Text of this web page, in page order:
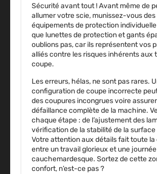
Sécurité avant tout ! Avant même de
allumer votre scie, munissez-vous des
équipements de protection individuelle
que lunettes de protection et gants
oublions pas, car ils représentent vos
alliés contre les risques inhérents aux
coupe.
Les erreurs, hélas, ne sont pas rares.
configuration de coupe incorrecte
des coupures incongrues voire
défaillance complète de la machine.
chaque étape : de l’ajustement des
vérification de la stabilité de la surface
Votre attention aux détails fait toute
entre un travail glorieux et une journée
cauchemardesque. Sortez de cette
confort, n’est-ce pas ?